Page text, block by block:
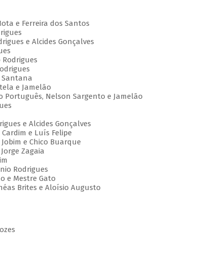
e Ferreira dos Santos
e Alcides Gonçalves
Santana
e Jamelão
Português, Nelson Sargento e Jamelão
e Alcides Gonçalves
e Luís Felipe
e Chico Buarque
Zagaia
Rodrigues
e Mestre Gato
Brites e Aloísio Augusto